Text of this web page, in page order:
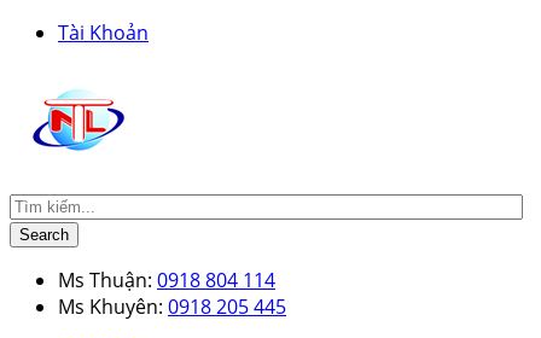
Tài Khoản
Search
Ms Thuận: 0918 804 114
Ms Khuyên: 0918 205 445